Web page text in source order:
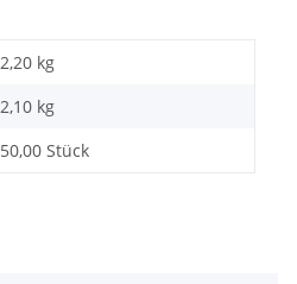
2,20 kg
2,10 kg
50,00 Stück